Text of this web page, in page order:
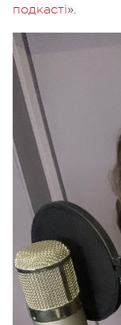
подкасті».